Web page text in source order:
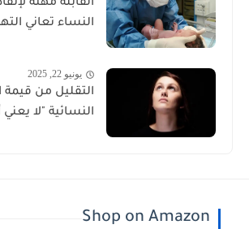
القابلة مهنة
النساء تعاني
يونيو 22, 2025
التقليل من قيمة
النسائية "لا يعني
Shop on Amazon